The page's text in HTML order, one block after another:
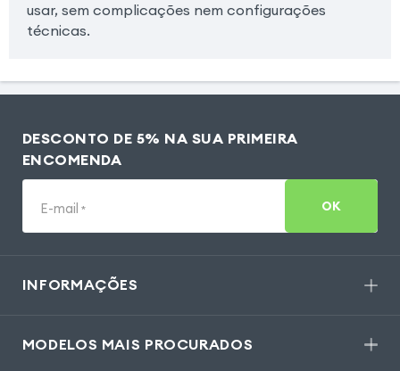
usar, sem complicações nem configurações
técnicas.
DESCONTO DE 5% NA SUA PRIMEIRA
ENCOMENDA
E-mail * OK
INFORMAÇÕES
MODELOS MAIS PROCURADOS